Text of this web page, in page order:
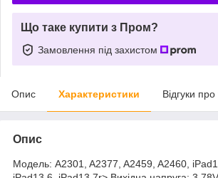
Що таке купити з Пром?
Замовлення під захистом
Опис Характеристики Відгуки
Опис
Модель: A2301, A2377, A2459, A2460,